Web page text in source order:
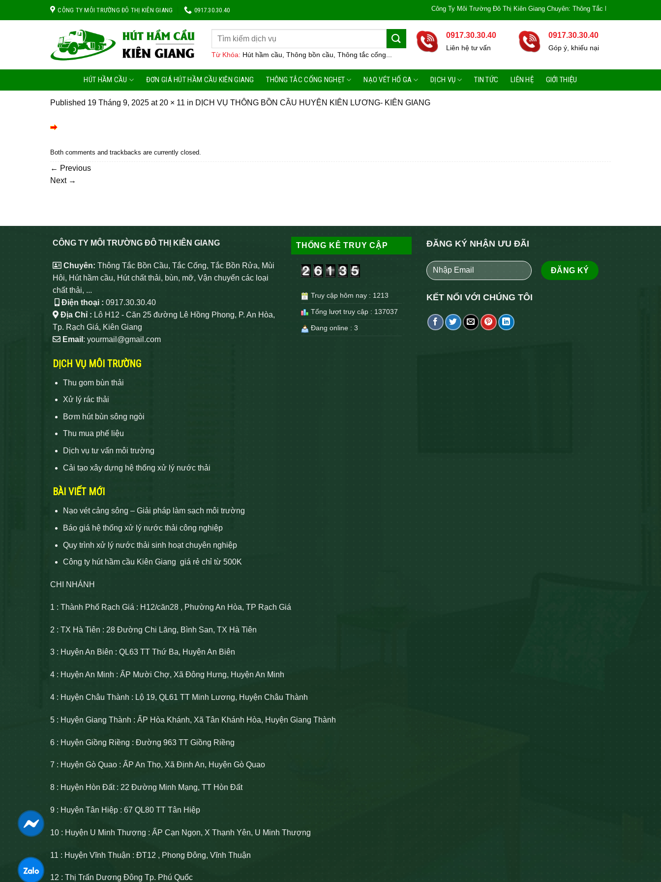
CÔNG TY MÔI TRƯỜNG ĐÔ THỊ KIÊN GIANG 0917.30.30.40 Công Ty Môi Trường Đô Thị Kiên Giang Chuyên: Thông Tắc Bồn Cầu, Tắc Cống,
Từ Khóa: Hút hầm cầu, Thông bồn cầu, Thông tắc cống...
0917.30.30.40
Liên hệ tư vấn
0917.30.30.40
Góp ý, khiếu nại
HÚT HẦM CẦU ĐƠN GIÁ HÚT HẦM CẦU KIÊN GIANG THÔNG TẮC CỐNG NGHẸT NẠO VÉT HỐ GA DỊCH VỤ TIN TỨC LIÊN HỆ GIỚI THIỆU
Published 19 Tháng 9, 2025 at 20 × 11 in DỊCH VỤ THÔNG BỒN CẦU HUYỆN KIÊN LƯƠNG- KIÊN GIANG
Both comments and trackbacks are currently closed.
← Previous
Next →
CÔNG TY MÔI TRƯỜNG ĐÔ THỊ KIÊN GIANG
Chuyên: Thông Tắc Bồn Cầu, Tắc Cống, Tắc Bồn Rửa, Mùi
Hôi, Hút hầm cầu, Hút chất thải, bùn, mỡ, Vận chuyển các loại
chất thải, ...
Điện thoại : 0917.30.30.40
Địa Chỉ : Lô H12 - Căn 25 đường Lê Hồng Phong, P. An Hòa,
Tp. Rạch Giá, Kiên Giang
Email : yourmail@gmail.com
DỊCH VỤ MÔI TRƯỜNG
Thu gom bùn thải
Xử lý rác thải
Bơm hút bùn sông ngòi
Thu mua phế liệu
Dịch vụ tư vấn môi trường
Cải tạo xây dựng hệ thống xử lý nước thải
BÀI VIẾT MỚI
Nạo vét cảng sông – Giải pháp làm sạch môi trường
Báo giá hệ thống xử lý nước thải công nghiệp
Quy trình xử lý nước thải sinh hoạt chuyên nghiệp
Công ty hút hầm cầu Kiên Giang giá rẻ chỉ từ 500K
THỐNG KÊ TRUY CẬP
Truy cập hôm nay : 1213
Tổng lượt truy cập : 137037
Đang online : 3
ĐĂNG KÝ NHẬN ƯU ĐÃI
KẾT NỐI VỚI CHÚNG TÔI
CHI NHÁNH
1 : Thành Phố Rạch Giá : H12/căn28 , Phường An Hòa, TP Rạch Giá
2 : TX Hà Tiên : 28 Đường Chi Lăng, Bình San, TX Hà Tiên
3 : Huyện An Biên : QL63 TT Thứ Ba, Huyện An Biên
4 : Huyện An Minh : ẤP Mười Chợ, Xã Đông Hưng, Huyện An Minh
4 : Huyện Châu Thành : Lộ 19, QL61 TT Minh Lương, Huyện Châu Thành
5 : Huyện Giang Thành : ẤP Hòa Khánh, Xã Tân Khánh Hòa, Huyện Giang Thành
6 : Huyện Giồng Riềng : Đường 963 TT Giồng Riềng
7 : Huyện Gò Quao : ẤP An Thọ, Xã Định An, Huyện Gò Quao
8 : Huyện Hòn Đất : 22 Đường Minh Mạng, TT Hòn Đất
9 : Huyện Tân Hiệp : 67 QL80 TT Tân Hiệp
10 : Huyện U Minh Thượng : ẤP Cạn Ngọn, X Thạnh Yên, U Minh Thượng
11 : Huyện Vĩnh Thuận : ĐT12 , Phong Đông, Vĩnh Thuận
12 : Thị Trấn Dương Đông Tp. Phú Quốc